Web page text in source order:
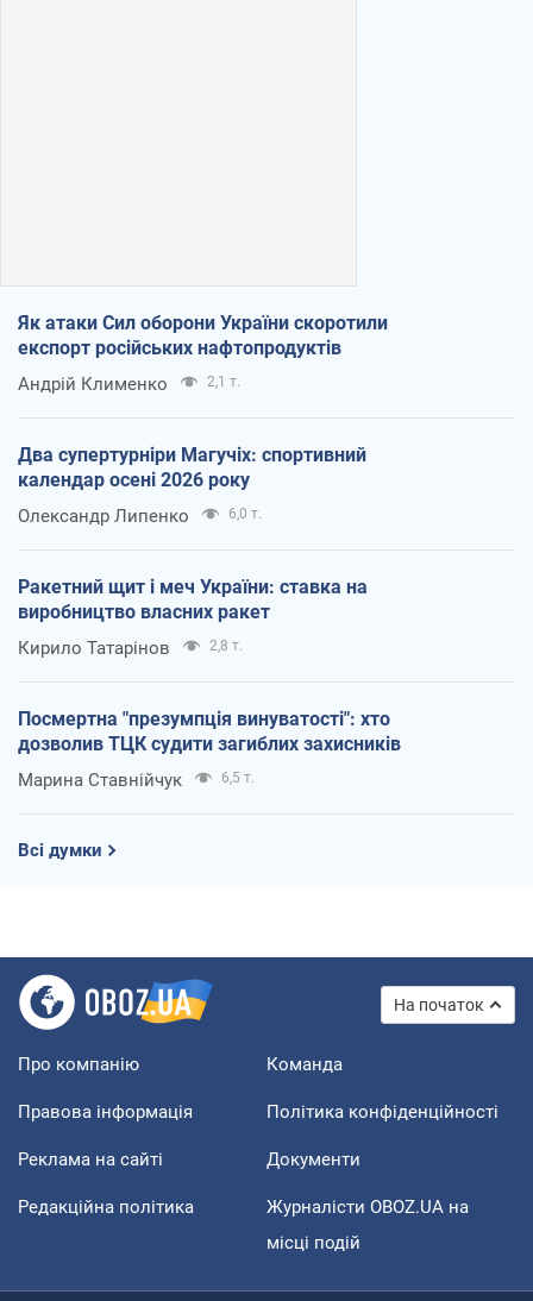
Як атаки Сил оборони України скоротили
експорт російських нафтопродуктів
Андрій Клименко 2,1 т.
Два супертурніри Магучіх: спортивний
календар осені 2026 року
Олександр Липенко 6,0 т.
Ракетний щит і меч України: ставка на
виробництво власних ракет
Кирило Татарінов 2,8 т.
Посмертна "презумпція винуватості": хто
дозволив ТЦК судити загиблих захисників
Марина Ставнійчук 6,5 т.
Всі думки
На початок
Про компанію Команда
Правова інформація Політика конфіденційності
Реклама на сайті Документи
Редакційна політика
Журналісти OBOZ.UA на
місці подій